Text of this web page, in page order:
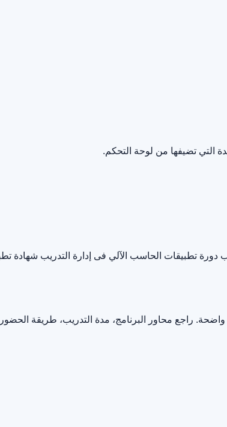
التي تضيفها من لوحة التحكم.
دورة تطبيقات الحاسب الآلي فى إدارة التدريب شهادة
راجع محاور البرنامج، مدة التدريب، طريقة